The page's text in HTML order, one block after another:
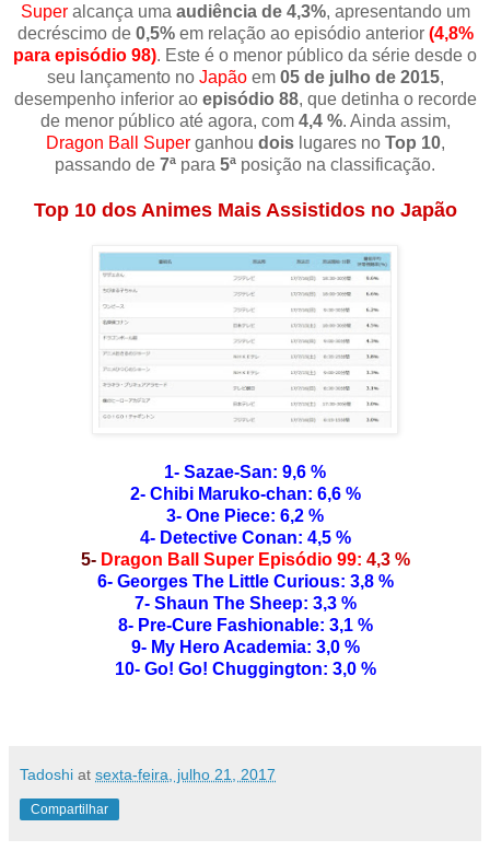
Superalcança uma audiência de 4,3%, apresentando um
decréscimo de 0,5%em relação ao episódio anterior (4,8%
para episódio 98). Este é o menor público da série desde o
seu lançamento no Japãoem 05 de julho de 2015,
desempenho inferior ao episódio 88, que detinha o recorde
de menor público até agora, com4,4 %. Ainda assim,
Dragon Ball Superganhou doislugares no Top 10,
passando de 7ª para 5ª posição na classificação.
Top 10 dos Animes Mais Assistidos no Japão
1- Sazae-San: 9,6 %
2- Chibi Maruko-chan: 6,6 %
3- One Piece: 6,2 %
4- Detective Conan: 4,5 %
5- Dragon Ball Super Episódio 99: 4,3 %
6- Georges The Little Curious: 3,8 %
7- Shaun The Sheep: 3,3 %
8- Pre-Cure Fashionable: 3,1 %
9- My Hero Academia: 3,0 %
10- Go! Go! Chuggington: 3,0 %
Tadoshi at sexta-feira, julho 21, 2017
Compartilhar